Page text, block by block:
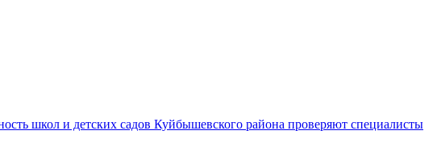
школ и детских садов Куйбышевского района проверяют специалисты